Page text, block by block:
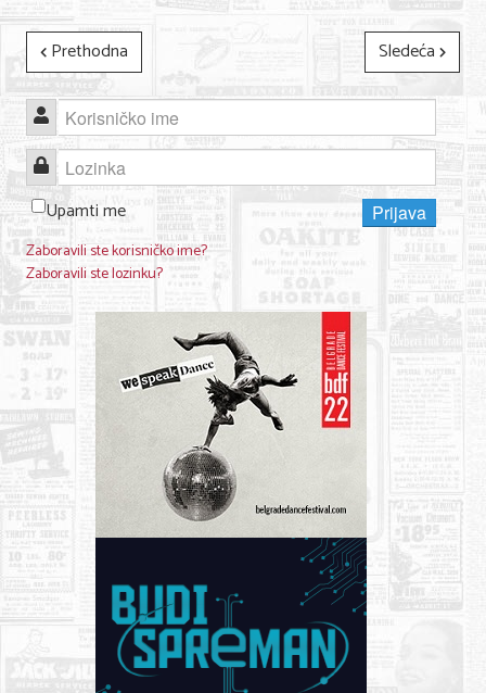
Prethodna Sledeća
Korisničko ime
Lozinka
Upamti me
Prijava
Zaboravili ste korisničko ime?
Zaboravili ste lozinku?